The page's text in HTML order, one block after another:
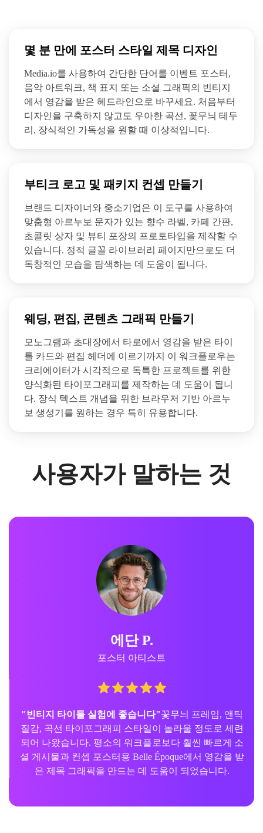
몇 분 만에 포스터 스타일 제목 디자인
Media.io를 사용하여 간단한 단어를 이벤트 포스터,
음악 아트워크, 책 표지 또는 소셜 그래픽의 빈티지
에서 영감을 받은 헤드라인으로 바꾸세요. 처음부터
디자인을 구축하지 않고도 우아한 곡선, 꽃무늬 테두
리, 장식적인 가독성을 원할 때 이상적입니다.
부티크 로고 및 패키지 컨셉 만들기
브랜드 디자이너와 중소기업은 이 도구를 사용하여
맞춤형 아르누보 문자가 있는 향수 라벨, 카페 간판,
초콜릿 상자 및 뷰티 포장의 프로토타입을 제작할 수
있습니다. 정적 글꼴 라이브러리 페이지만으로도 더
독창적인 모습을 탐색하는 데 도움이 됩니다.
웨딩, 편집, 콘텐츠 그래픽 만들기
모노그램과 초대장에서 타로에서 영감을 받은 타이
틀 카드와 편집 헤더에 이르기까지 이 워크플로우는
크리에이터가 시각적으로 독특한 프로젝트를 위한
양식화된 타이포그래피를 제작하는 데 도움이 됩니
다. 장식 텍스트 개념을 위한 브라우저 기반 아르누
보 생성기를 원하는 경우 특히 유용합니다.
사용자가 말하는 것
에단 P.
포스터 아티스트
"빈티지 타이틀 실험에 좋습니다"꽃무늬 프레임, 앤틱
질감, 곡선 타이포그래피 스타일이 놀라울 정도로 세련
되어 나왔습니다. 평소의 워크플로보다 훨씬 빠르게 소
셜 게시물과 컨셉 포스터용 Belle Époque에서 영감을 받
은 제목 그래픽을 만드는 데 도움이 되었습니다.